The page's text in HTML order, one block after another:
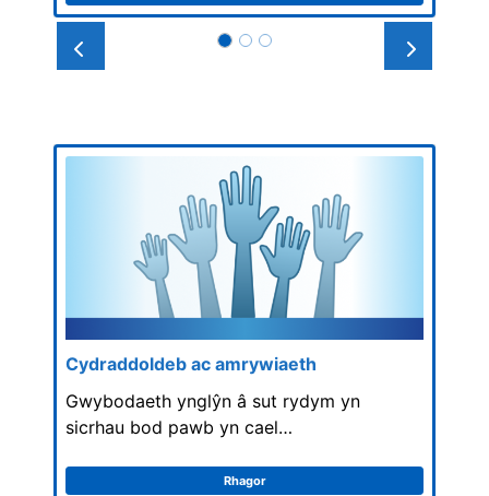
Prev Next
Cydraddoldeb ac amrywiaeth
Gwybodaeth ynglŷn â sut rydym yn
sicrhau bod pawb yn cael…
Rhagor